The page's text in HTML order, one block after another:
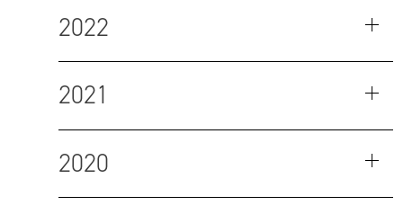
2022
2021
2020